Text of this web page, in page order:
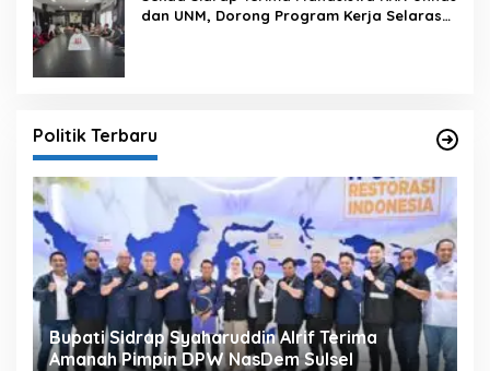
dan UNM, Dorong Program Kerja Selaras
Politik Terbaru
Bupati Sidrap Syaharuddin Alrif Terima
Amanah Pimpin DPW NasDem Sulsel